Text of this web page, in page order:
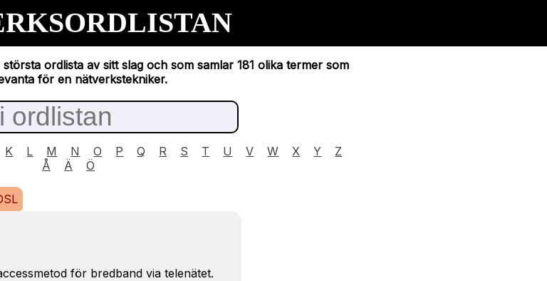
ordlista av sitt slag och som samlar 181 olika termer som
för en nätverkstekniker.
K L M N O P Q R S T U V W X Y
Z
Å
Ä Ö
för bredband via telenätet.